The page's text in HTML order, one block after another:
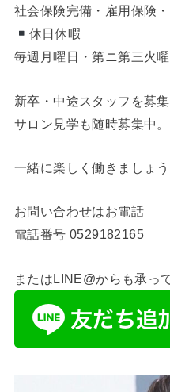
社会保険完備・雇用保険
休日休暇
毎週月曜日・第ニ第三火
新卒・中途スタッフを募集
サロン見学も随時募集中。
一緒に楽しく働きましょう
お問い合わせはお電話
電話番号 0529182165
またはLINE@からも承っ